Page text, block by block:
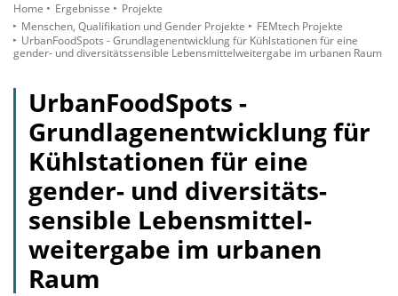
Home Ergebnisse
Projekte
Menschen, Qualifikation und Gender Projekte
FEMtech Projekte
UrbanFoodSpots - Grundlagenentwicklung für Kühlstationen für eine
gender- und diversitäts­sensible Lebens­mittel­weitergabe im urbanen Raum
UrbanFoodSpots -
Grundlagenentwicklung für
Kühlstationen für eine
gender- und diversitäts­
sensible Lebens­mittel­
weitergabe im urbanen
Raum